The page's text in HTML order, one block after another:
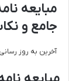
مبایعه
جامع و
آخرین به روز رسانی: 09/08/